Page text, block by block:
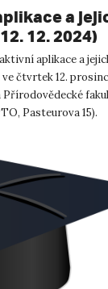
a
12. 2024)
aplikace a
čtvrtek 12.
Přírodovědecké
Pasteurova 15).